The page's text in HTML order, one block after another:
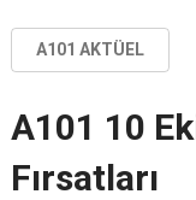
A101 AKTÜEL
A101 10
Fırsatları